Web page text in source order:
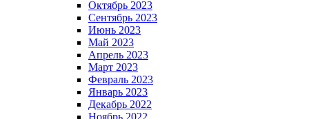
Октябрь 2023
Сентябрь 2023
Июнь 2023
Май 2023
Апрель 2023
Март 2023
Февраль 2023
Январь 2023
Декабрь 2022
Ноябрь 2022